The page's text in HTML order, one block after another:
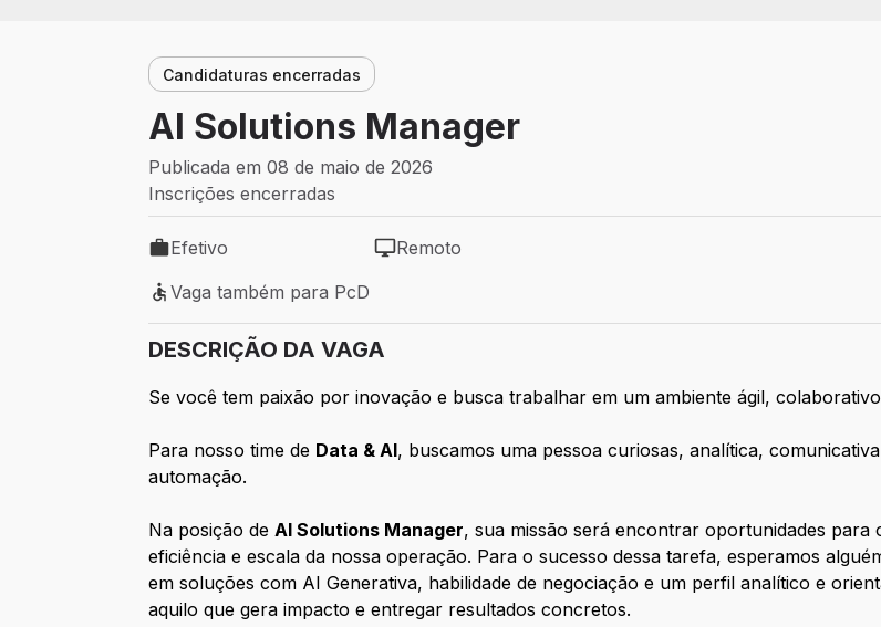
Candidaturas encerradas
AI Solutions Manager
Publicada em 08 de maio de 2026
Inscrições encerradas
Tipo de vaga: Efetivo
Efetivo
Modelo de trabalho: Remoto
Remoto
Vaga também para PcD
Vaga também para PcD
DESCRIÇÃO DA VAGA
Se você tem paixão por inovação e busca trabalhar em um ambiente ágil,
Para nosso time de Data & AI, buscamos uma pessoa curiosas, analítica,
automação.
Na posição deAI Solutions Manager, sua missão será encontrar oportunidades
eficiência e escala da nossa operação. Para o sucesso dessa tarefa, esperamos
em soluções com AI Generativa, habilidade de negociação e um perfil analítico e
aquilo que gera impacto e entregar resultados concretos.